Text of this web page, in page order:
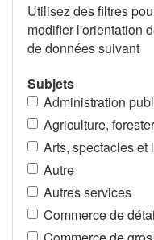
Utilisez des filtres
modifier l'orientation
de données suivant
Subjets
Administration
Agriculture,
Arts, spectacles et
Autre
Autres services
Commerce de